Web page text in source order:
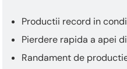
help
navigate
and
Productii record in
Pierdere rapida a apei
Randament de